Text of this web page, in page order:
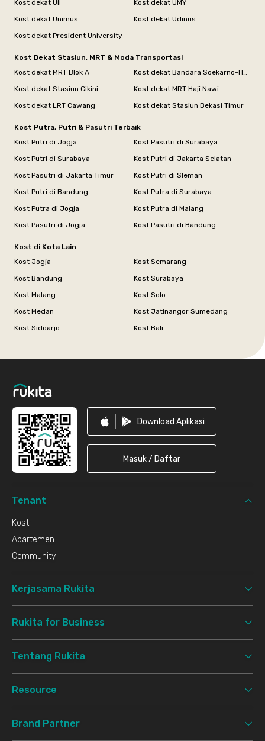
Kost dekat UII
Kost dekat UMY
Kost dekat Unimus
Kost dekat Udinus
Kost dekat President University
Kost Dekat Stasiun, MRT & Moda Transportasi
Kost dekat MRT Blok A
Kost dekat Bandara Soekarno-Hatta
Kost dekat Stasiun Cikini
Kost dekat MRT Haji Nawi
Kost dekat LRT Cawang
Kost dekat Stasiun Bekasi Timur
Kost Putra, Putri & Pasutri Terbaik
Kost Putri di Jogja
Kost Pasutri di Surabaya
Kost Putri di Surabaya
Kost Putri di Jakarta Selatan
Kost Pasutri di Jakarta Timur
Kost Putri di Sleman
Kost Putri di Bandung
Kost Putra di Surabaya
Kost Putra di Jogja
Kost Putra di Malang
Kost Pasutri di Jogja
Kost Pasutri di Bandung
Kost di Kota Lain
Kost Jogja
Kost Semarang
Kost Bandung
Kost Surabaya
Kost Malang
Kost Solo
Kost Medan
Kost Jatinangor Sumedang
Kost Sidoarjo
Kost Bali
Download Aplikasi
Masuk / Daftar
Tenant
Kost
Apartemen
Community
Kerjasama Rukita
Rukita for Business
Tentang Rukita
Resource
Brand Partner